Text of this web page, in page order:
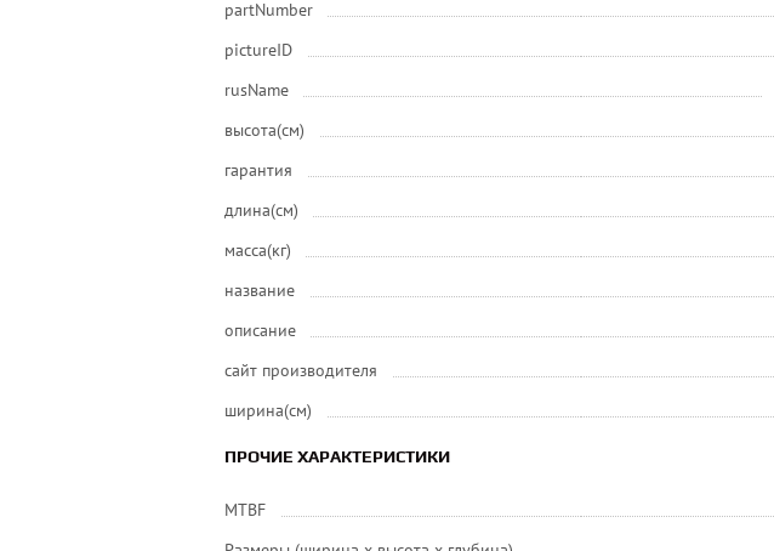
partNumber
pictureID
rusName
высота(см)
гарантия
длина(см)
масса(кг)
название
описание
сайт производителя
ширина(см)
ПРОЧИЕ ХАРАКТЕРИСТИКИ
MTBF